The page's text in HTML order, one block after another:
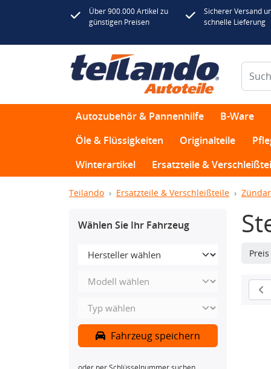
Über 900.000 Artikel zu
günstigen Preisen
Sicherer Versand
schnelle Lieferung
Autozubehör & Pannenhilfe B-Ware
Öle & Flüssigkeiten
Originalteile
Winterartikel
Ersatzteile &
Teilando Ersatzteile & Verschleißteile
Wählen Sie Ihr Fahrzeug
Fahrzeug speichern
Preis